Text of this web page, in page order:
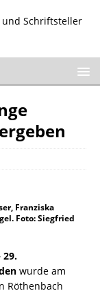
Franziska
Foto: Siegfried
29.
wurde am
Röthenbach